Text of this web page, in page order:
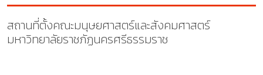
สถานที่ตั้งคณะมนุษยศาสตร์และสังคมศาสตร์
มหาวิทยาลัยราชภัฏนครศรีธรรมราช